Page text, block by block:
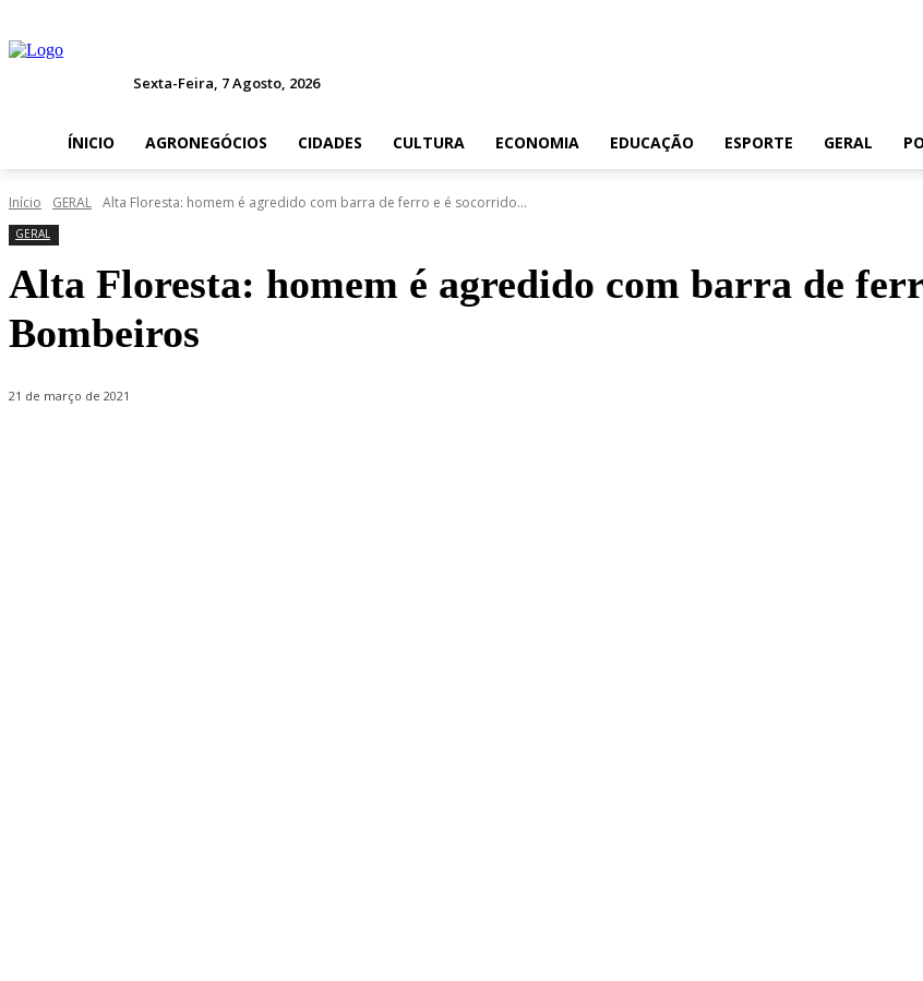
Sexta-Feira, 7 Agosto, 2026
ÍNICIO AGRONEGÓCIOS CIDADES CULTURA ECONOMIA EDUCAÇÃO ESPORTE GERAL
Início GERAL Alta Floresta: homem é agredido com barra de ferro e é socorrido...
GERAL
Alta Floresta: homem é agredido com barra de
Bombeiros
21 de março de 2021